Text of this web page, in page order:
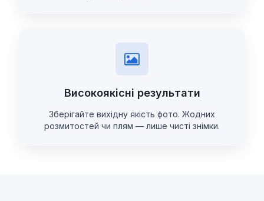
Високоякісні результати
Зберігайте вихідну якість фото. Жодних
розмитостей чи плям — лише чисті знімки.